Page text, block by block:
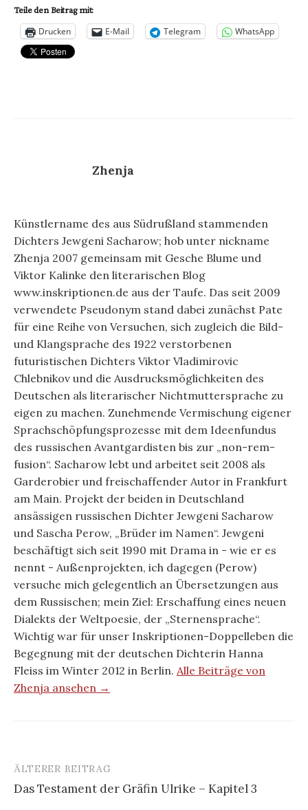
Teile den Beitrag mit:
Drucken E-Mail Telegram WhatsApp
Zhenja
Künstlername des aus Südrußland stammenden
Dichters Jewgeni Sacharow; hob unter nickname
Zhenja 2007 gemeinsam mit Gesche Blume und
Viktor Kalinke den literarischen Blog
www.inskriptionen.de aus der Taufe. Das seit 2009
verwendete Pseudonym stand dabei zunächst Pate
für eine Reihe von Versuchen, sich zugleich die Bild-
und Klangsprache des 1922 verstorbenen
futuristischen Dichters Viktor Vladimirovic
Chlebnikov und die Ausdrucksmöglichkeiten des
Deutschen als literarischer Nichtmuttersprache zu
eigen zu machen. Zunehmende Vermischung eigener
Sprachschöpfungsprozesse mit dem Ideenfundus
des russischen Avantgardisten bis zur „non-rem-
fusion“. Sacharow lebt und arbeitet seit 2008 als
Garderobier und freischaffender Autor in Frankfurt
am Main. Projekt der beiden in Deutschland
ansässigen russischen Dichter Jewgeni Sacharow
und Sascha Perow, „Brüder im Namen“. Jewgeni
beschäftigt sich seit 1990 mit Drama in - wie er es
nennt - Außenprojekten, ich dagegen (Perow)
versuche mich gelegentlich an Übersetzungen aus
dem Russischen; mein Ziel: Erschaffung eines neuen
Dialekts der Weltpoesie, der „Sternensprache“.
Wichtig war für unser Inskriptionen-Doppelleben die
Begegnung mit der deutschen Dichterin Hanna
Fleiss im Winter 2012 in Berlin. Alle Beiträge von
Zhenja ansehen →
Beitrags-
Navigation
ÄLTERER BEITRAG
Das Testament der Gräfin Ulrike – Kapitel 3